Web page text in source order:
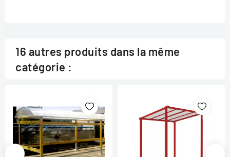
16 autres produits dans la même
catégorie :